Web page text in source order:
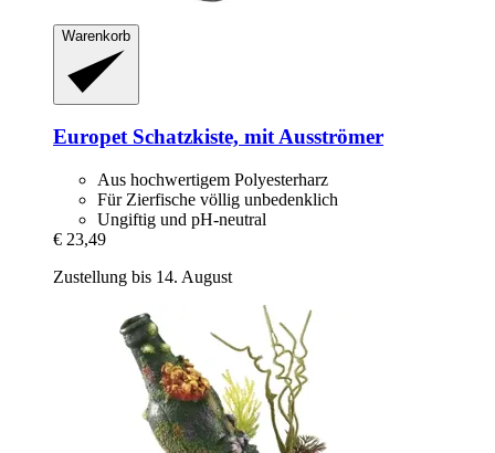
Warenkorb
EuropetSchatzkiste, mit Ausströmer
Aus hochwertigem Polyesterharz
Für Zierfische völlig unbedenklich
Ungiftig und pH-neutral
€ 23,49
Zustellung bis 14. August